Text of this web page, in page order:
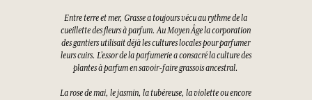
Entre terre et mer, Grasse a toujours vécu au rythme de la
cueillette des fleurs à parfum. Au Moyen Âge la corporation
des gantiers utilisait déjà les cultures locales pour parfumer
leurs cuirs. L’essor de la parfumerie a consacré la culture des
plantes à parfum en savoir-faire grassois ancestral.
La rose de mai, le jasmin, la tubéreuse, la violette ou encore